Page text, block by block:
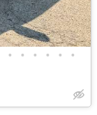
• • • • • •